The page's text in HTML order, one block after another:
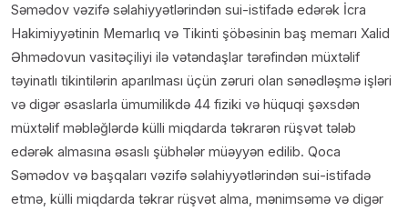
Səmədov vəzifə səlahiyyətlərindən sui-istifadə edərək İcra
Hakimiyyətinin Memarlıq və Tikinti şöbəsinin baş memarı Xalid
Əhmədovun vasitəçiliyi ilə vətəndaşlar tərəfindən müxtəlif
təyinatlı tikintilərin aparılması üçün zəruri olan sənədləşmə işləri
və digər əsaslarla ümumilikdə 44 fiziki və hüquqi şəxsdən
müxtəlif məbləğlərdə külli miqdarda təkrarən rüşvət tələb
edərək almasına əsaslı şübhələr müəyyən edilib. Qoca
Səmədov və başqaları vəzifə səlahiyyətlərindən sui-istifadə
etmə, külli miqdarda təkrar rüşvət alma, mənimsəmə və digər